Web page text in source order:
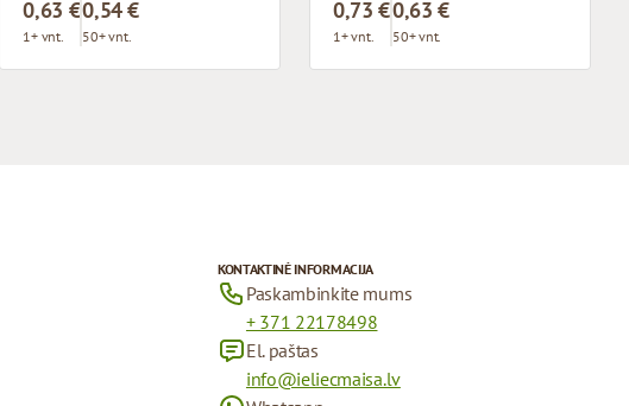
0,63 €
1+ vnt.
0,54 €
50+ vnt.
0,73 €
1+ vnt.
0,63 €
50+ vnt.
KONTAKTINĖ INFORMACIJA
Paskambinkite mums
+ 371 22178498
El. paštas
info@ieliecmaisa.lv